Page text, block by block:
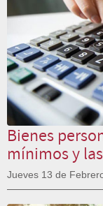
Bienes
mínimos y
Jueves 13 de